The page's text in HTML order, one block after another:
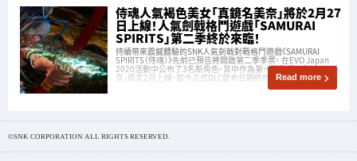
侍魂人氣褐色美女「真鏡名美奈」將於2月27
日上線！人氣劍戟格鬥遊戲「SAMURAI
SPIRITS」第二季終於來臨！
持續帶來震撼體驗的SNK人氣劍戟對戰格鬥遊戲《SAMURAI
SPIRITS（侍魂）》先前已預告將開啟第二季季票。 在EVO Japan
2020活動中公布了3名新角色，其中作為第一彈登場的「真鏡名美
奈」原定2月上線，如今正式DLC發布日期終於公布！Read more
©SNK CORPORATION ALL RIGHTS RESERVED.